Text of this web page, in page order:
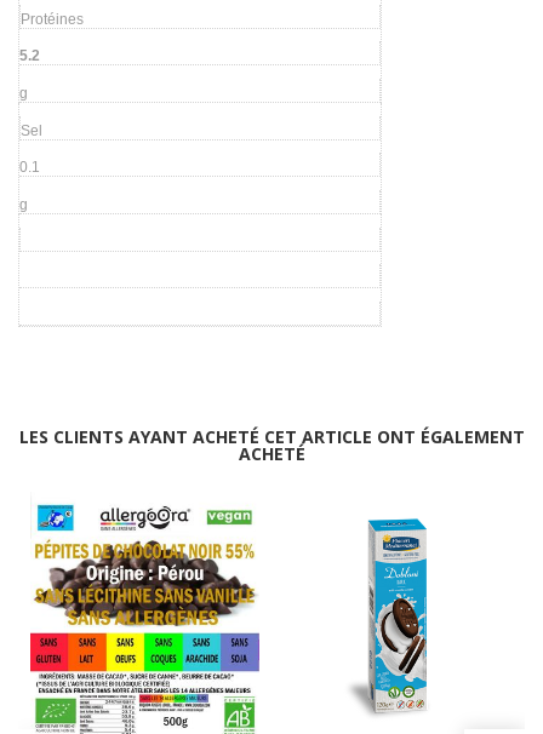
Protéines
5.2
g
Sel
0.1
g
LES CLIENTS AYANT ACHETÉ CET ARTICLE ONT ÉGALEMENT
ACHETÉ